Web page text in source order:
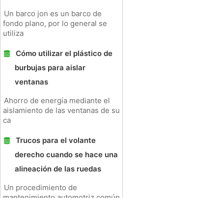
Un barco jon es un barco de
fondo plano, por lo general se
utiliza
Cómo utilizar el plástico de
burbujas para aislar
ventanas
Ahorro de energía mediante el
aislamiento de las ventanas de su
ca
Trucos para el volante
derecho cuando se hace una
alineación de las ruedas
Un procedimiento de